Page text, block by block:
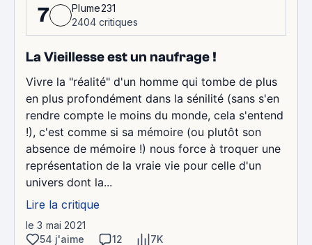
7
Plume231
2404 critiques
La Vieillesse est un naufrage !
Vivre la "réalité" d'un homme qui tombe de plus
en plus profondément dans la sénilité (sans s'en
rendre compte le moins du monde, cela s'entend
!), c'est comme si sa mémoire (ou plutôt son
absence de mémoire !) nous force à troquer une
représentation de la vraie vie pour celle d'un
univers dont la...
Lire la critique
le 3 mai 2021
54 j'aime
12 7K